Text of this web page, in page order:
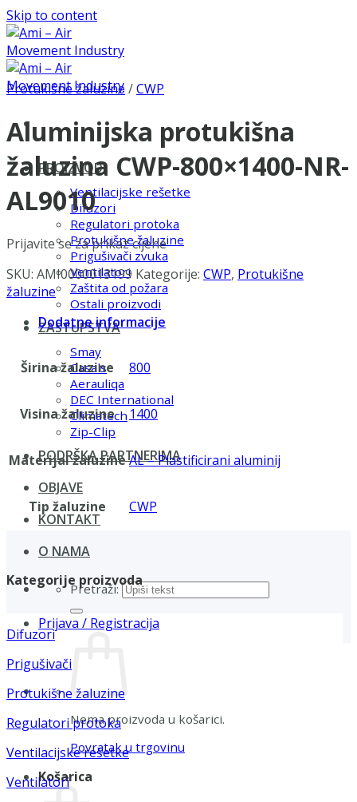
Skip to content
PROIZVODI
Ventilacijske rešetke
Difuzori
Regulatori protoka
Protukišne žaluzine
Prigušivači zvuka
Ventilatori
Zaštita od požara
Ostali proizvodi
ZASTUPSTVA
Smay
Casals
Aerauliqa
DEC International
Climatech
Zip-Clip
PODRŠKA PARTNERIMA
OBJAVE
KONTAKT
O NAMA
Pretraži:
Prijava / Registracija
Nema proizvoda u košarici.
Povratak u trgovinu
Košarica
Protukišne žaluzine /CWP
Aluminijska protukišna
žaluzina CWP-800×1400-NR-
AL9010
Prijavite se za prikaz cijene
SKU: AMI0000013199 Kategorije: CWP, Protukišne
žaluzine
Dodatne informacije
Širina žaluzine 800
Visina žaluzine 1400
Materijal žaluzineAL – Plastificirani aluminij
Tip žaluzine CWP
Kategorije proizvoda
Difuzori
Prigušivači
Protukišne žaluzine
Regulatori protoka
Ventilacijske rešetke
Ventilatori